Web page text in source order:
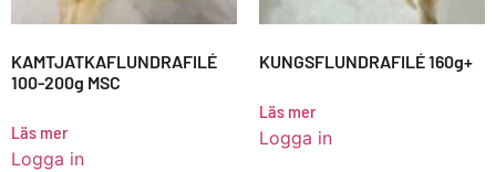
KAMTJATKAFLUNDRAFILÉ
100-200g MSC
Läs mer
Logga in
KUNGSFLUNDRAFILÉ 160g+
Läs mer
Logga in